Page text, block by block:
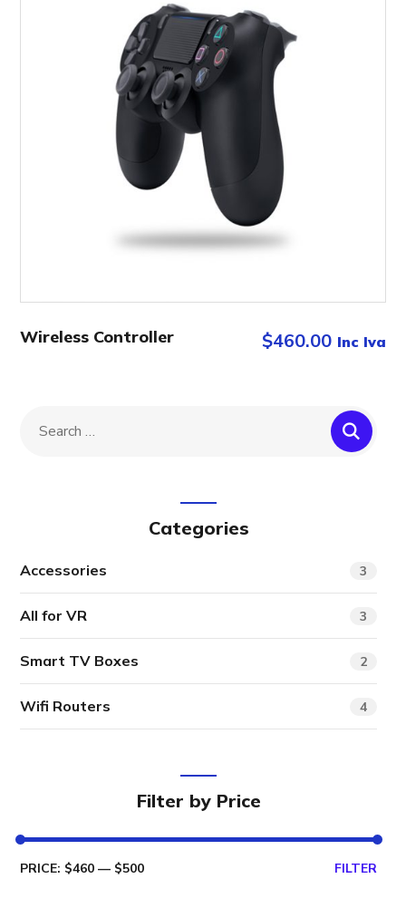
Wireless Controller $460.00 Inc Iva
Categories
Accessories 3
All for VR 3
Smart TV Boxes 2
Wifi Routers 4
Filter by Price
FILTER
PRICE: $460 — $500